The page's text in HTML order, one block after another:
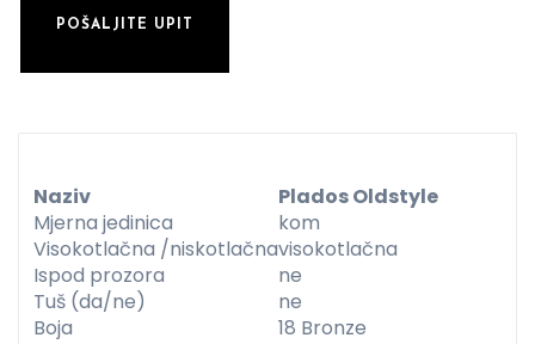
POŠALJITE UPIT
Naziv
Plados Oldstyle
Mjerna jedinica
kom
Visokotlačna /niskotlačnavisokotlačna
Ispod prozora
ne
Tuš (da/ne)
ne
Boja
18 Bronze